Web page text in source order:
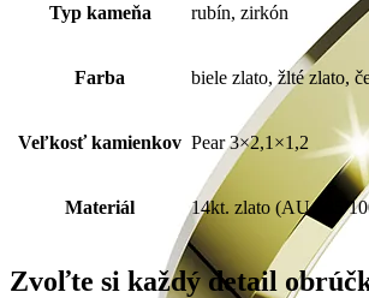
Typ kameňa rubín, zirkón
Farba biele zlato, žlté zlato,
Veľkosť kamienkov Pear 3×2,1×1,2
Materiál 14kt. zlato (AU 585/
Zvoľte si každý detail